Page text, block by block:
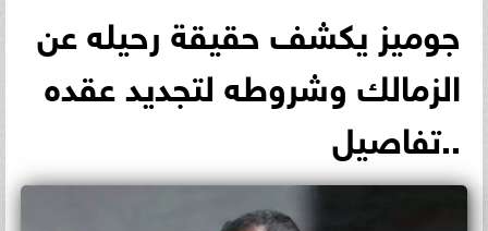
جوميز يكشف حقيقة رحيله عن
الزمالك وشروطه لتجديد عقده
..تفاصيل